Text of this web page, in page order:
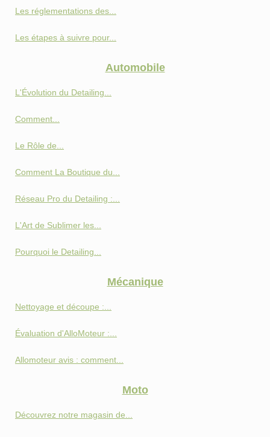
Les réglementations des...
Les étapes à suivre pour...
Automobile
L'Évolution du Detailing...
Comment...
Le Rôle de...
Comment La Boutique du...
Réseau Pro du Detailing :...
L'Art de Sublimer les...
Pourquoi le Detailing...
Mécanique
Nettoyage et découpe :...
Évaluation d'AlloMoteur :...
Allomoteur avis : comment...
Moto
Découvrez notre magasin de...